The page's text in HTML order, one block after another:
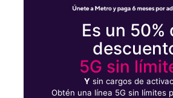
Es un 50%
5G sin
Ysin cargos de
Obtén una línea 5G sin límites